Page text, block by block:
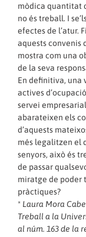
mòdica quantitat
no és treball. I
efectes de l’atur.
aquests convenis
mostra com una
de la seva
En definitiva, una
actives
servei
abarateixen els
d’aquests
més legalitzen el
senyors, això és
de passar
miratge de poder
pràctiques?
* Laura Mora
Treball a la
al núm. 163 de la